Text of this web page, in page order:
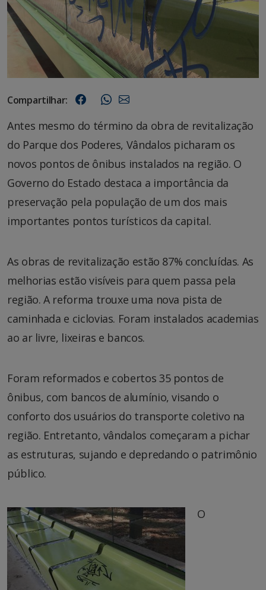
Compartilhar:
Antes mesmo do término da obra de revitalização
do Parque dos Poderes, Vândalos picharam os
novos pontos de ônibus instalados na região. O
Governo do Estado destaca a importância da
preservação pela população de um dos mais
importantes pontos turísticos da capital.
As obras de revitalização estão 87% concluídas. As
melhorias estão visíveis para quem passa pela
região. A reforma trouxe uma nova pista de
caminhada e ciclovias. Foram instalados academias
ao ar livre, lixeiras e bancos.
Foram reformados e cobertos 35 pontos de
ônibus, com bancos de alumínio, visando o
conforto dos usuários do transporte coletivo na
região. Entretanto, vândalos começaram a pichar
as estruturas, sujando e depredando o patrimônio
público.
O